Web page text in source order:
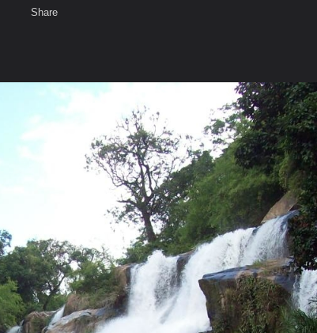
เสียงธรรม สมาชิก ห้องสนทนา
Share